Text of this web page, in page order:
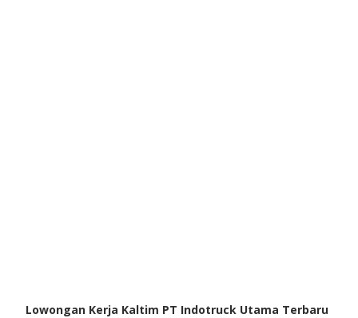
Lowongan Kerja Kaltim PT Indotruck Utama Terbaru